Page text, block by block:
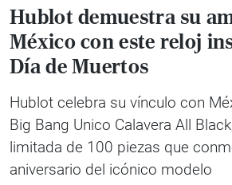
Hublot demuestra su
México con este reloj
Día de Muertos
Hublot celebra su vínculo con
Big Bang Unico Calavera All
limitada de 100 piezas que
aniversario del icónico modelo